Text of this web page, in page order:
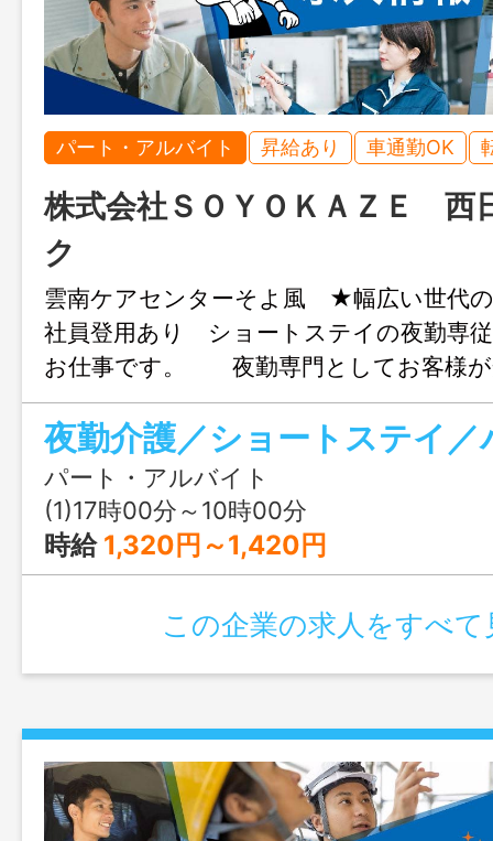
パート・アルバイト 昇給あり 車通勤OK
株式会社ＳＯＹＯＫＡＺＥ 西
ク
雲南ケアセンターそよ風 ★幅広い世代
社員登用あり ショートステイの夜勤専
お仕事です。 夜勤専門としてお客様が
つけるよう環境づくり をお手伝いする
す。 ・食事、排泄介助などの身体介
記入 ・フロア、居室の清掃 定員：
囲：会社の定める業務
パート・アルバイト
(1)17時00分～10時00分
時給 1,320円～1,420円
この企業の求人をすべて